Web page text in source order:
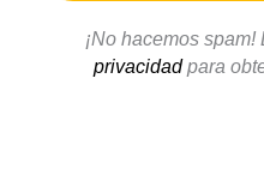
¡No hacemos spam!
privacidadpara